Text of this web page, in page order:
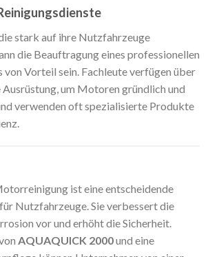
stark auf ihre Nutzfahrzeuge
die Beauftragung eines professionellen
von Vorteil sein. Fachleute verfügen über
Ausrüstung, um Motoren gründlich und
verwenden oft spezialisierte Produkte
ist eine entscheidende
Nutzfahrzeuge. Sie verbessert die
vor und erhöht die Sicherheit.
AQUAQUICK 2000und eine